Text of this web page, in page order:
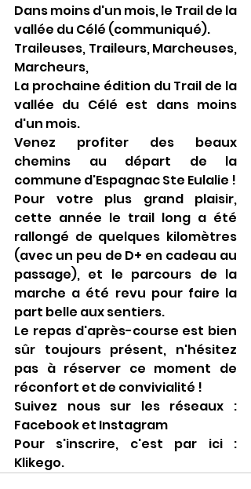
Dans moins d'un mois, le Trail de la
vallée du Célé (communiqué).
Traileuses, Traileurs, Marcheuses,
Marcheurs,
La prochaine édition du Trail de la
vallée du Célé est dans moins
d'un mois.
Venez profiter des beaux
chemins au départ de la
commune d'Espagnac Ste Eulalie !
Pour votre plus grand plaisir,
cette année le trail long a été
rallongé de quelques kilomètres
(avec un peu de D+ en cadeau au
passage), et le parcours de la
marche a été revu pour faire la
part belle aux sentiers.
Le repas d'après-course est bien
sûr toujours présent, n'hésitez
pas à réserver ce moment de
réconfort et de convivialité !
Suivez nous sur les réseaux :
Facebook et Instagram
Pour s'inscrire, c'est par ici :
Klikego.